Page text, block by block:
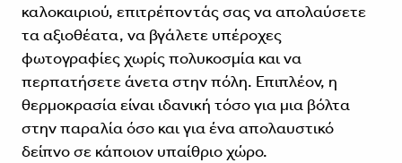
καλοκαιριού, επιτρέποντάς σας να απολαύσετε
τα αξιοθέατα, να βγάλετε υπέροχες
φωτογραφίες χωρίς πολυκοσμία και να
περπατήσετε άνετα στην πόλη. Επιπλέον, η
θερμοκρασία είναι ιδανική τόσο για μια βόλτα
στην παραλία όσο και για ένα απολαυστικό
δείπνο σε κάποιον υπαίθριο χώρο.